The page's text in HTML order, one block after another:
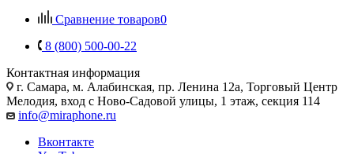
Сравнение товаров0
8 (800) 500-00-22
Контактная информация
г. Самара, м. Алабинская, пр. Ленина 12а, Торговый Центр
Мелодия, вход с Ново-Садовой улицы, 1 этаж, секция 114
info@miraphone.ru
Вконтакте